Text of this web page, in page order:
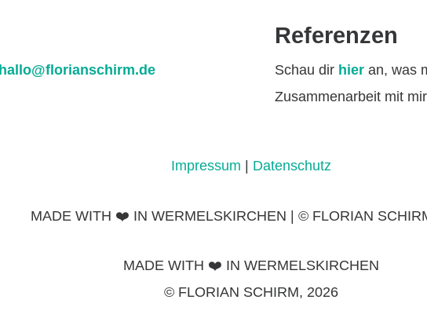
hallo@florianschirm.de
Referenzen
Schau dir hier an, was
Zusammenarbeit mit
Impressum | Datenschutz
MADE WITH ❤️ IN WERMELSKIRCHEN | © FLORIAN
MADE WITH ❤️ IN WERMELSKIRCHEN
© FLORIAN SCHIRM, 2026